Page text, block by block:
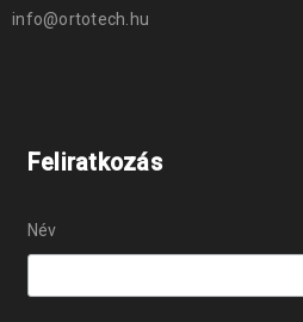
info@ortotech.hu
Feliratkozás
Név